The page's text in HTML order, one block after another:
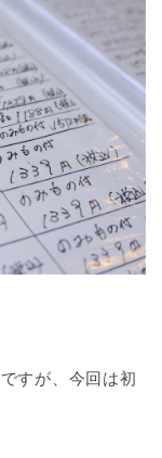
すが、今回は初